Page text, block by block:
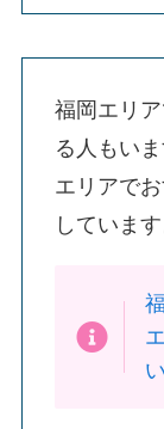
福岡エリ
る人もい
エリアで
しています